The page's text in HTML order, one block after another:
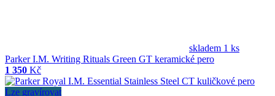
skladem 1 ks
Parker I.M. Writing Rituals Green GT keramické pero
1 350 Kč
Lze gravírovat